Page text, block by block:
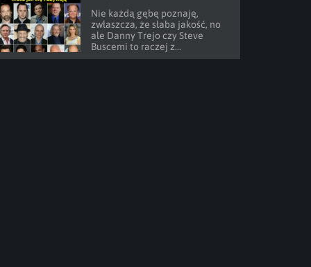
Nie każdą gębę poznaję,
zwłaszcza, że słaba jakość, no
ale Danny Trejo czy Steve
Buscemi to raczej z...